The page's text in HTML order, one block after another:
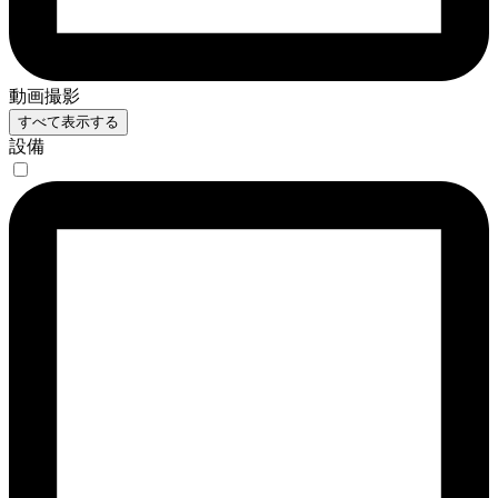
動画撮影
すべて表示する
設備